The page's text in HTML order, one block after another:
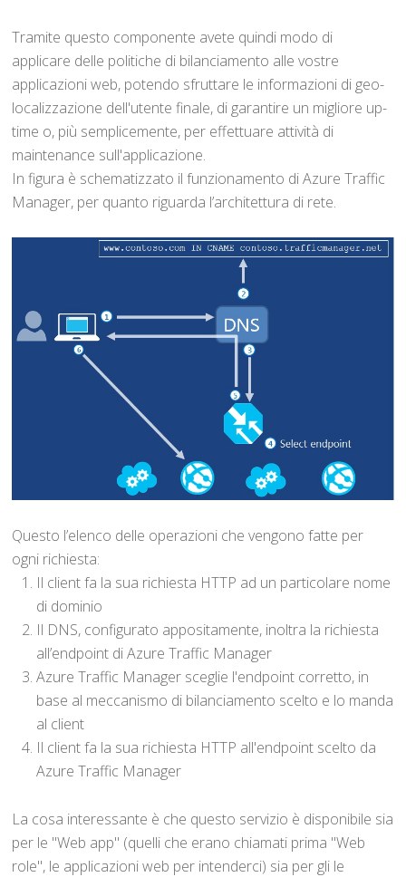
Tramite questo componente avete quindi modo di
applicare delle politiche di bilanciamento alle vostre
applicazioni web, potendo sfruttare le informazioni di geo-
localizzazione dell'utente finale, di garantire un migliore up-
time o, più semplicemente, per effettuare attività di
maintenance sull'applicazione.
In figura è schematizzato il funzionamento di Azure Traffic
Manager, per quanto riguarda l’architettura di rete.
Questo l’elenco delle operazioni che vengono fatte per
ogni richiesta:
Il client fa la sua richiesta HTTP ad un particolare nome
di dominio
Il DNS, configurato appositamente, inoltra la richiesta
all’endpoint di Azure Traffic Manager
Azure Traffic Manager sceglie l'endpoint corretto, in
base al meccanismo di bilanciamento scelto e lo manda
al client
Il client fa la sua richiesta HTTP all'endpoint scelto da
Azure Traffic Manager
La cosa interessante è che questo servizio è disponibile sia
per le "Web app" (quelli che erano chiamati prima "Web
role", le applicazioni web per intenderci) sia per gli le